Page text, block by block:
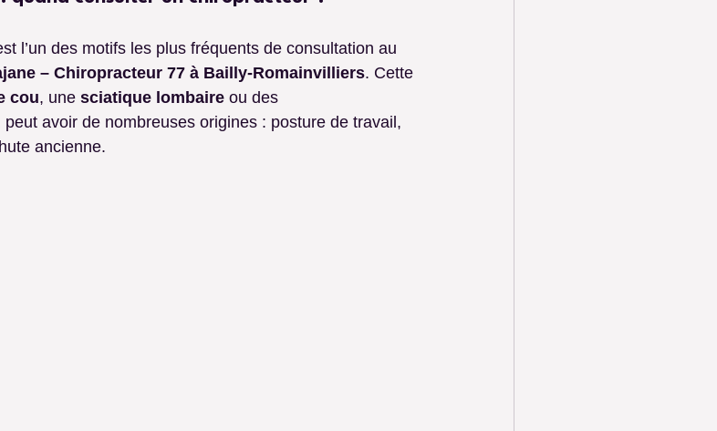
l’un des motifs les plus fréquents de consultation au
– Chiropracteur 77 à Bailly-Romainvilliers. Cette
cou, une sciatique lombaire ou des
avoir de nombreuses origines : posture de travail,
ancienne.